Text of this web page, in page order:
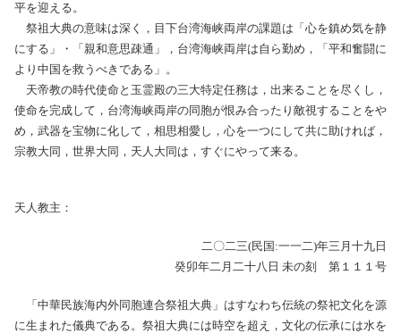
平を迎える。
祭祖大典の意味は深く，目下台湾海峡両岸の課題は「心を鎮め気を静
にする」・「親和意思疎通」，台湾海峡両岸は自ら勤め，「平和奮闘に
より中国を救うべきである」。
天帝教の時代使命と玉霊殿の三大特定任務は，出来ることを尽くし，
使命を完成して，台湾海峡両岸の同胞が恨み合ったり敵視することをや
め，武器を宝物に化して，相思相愛し，心を一つにして共に助ければ，
宗教大同，世界大同，天人大同は，すぐにやって来る。
天人教主：
二〇二三(民国:一一二)年三月十九日
癸卯年二月二十八日 未の刻 第１１１号
「中華民族海内外同胞連合祭祖大典」はすなわち伝統の祭祀文化を源
に生まれた儀典である。祭祖大典には時空を超え，文化の伝承には水を